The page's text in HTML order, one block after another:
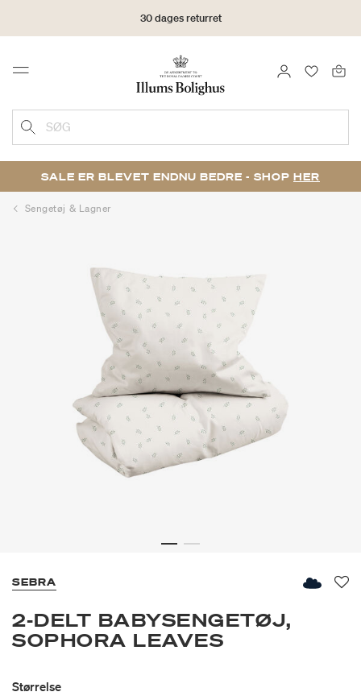
30 dages returret
Menu LOG IND
SØG
SALE ER BLEVET ENDNU BEDRE - SHOP HER
Sengetøj & Lagner
SEBRA
2-DELT BABYSENGETØJ,
SOPHORA LEAVES
Størrelse